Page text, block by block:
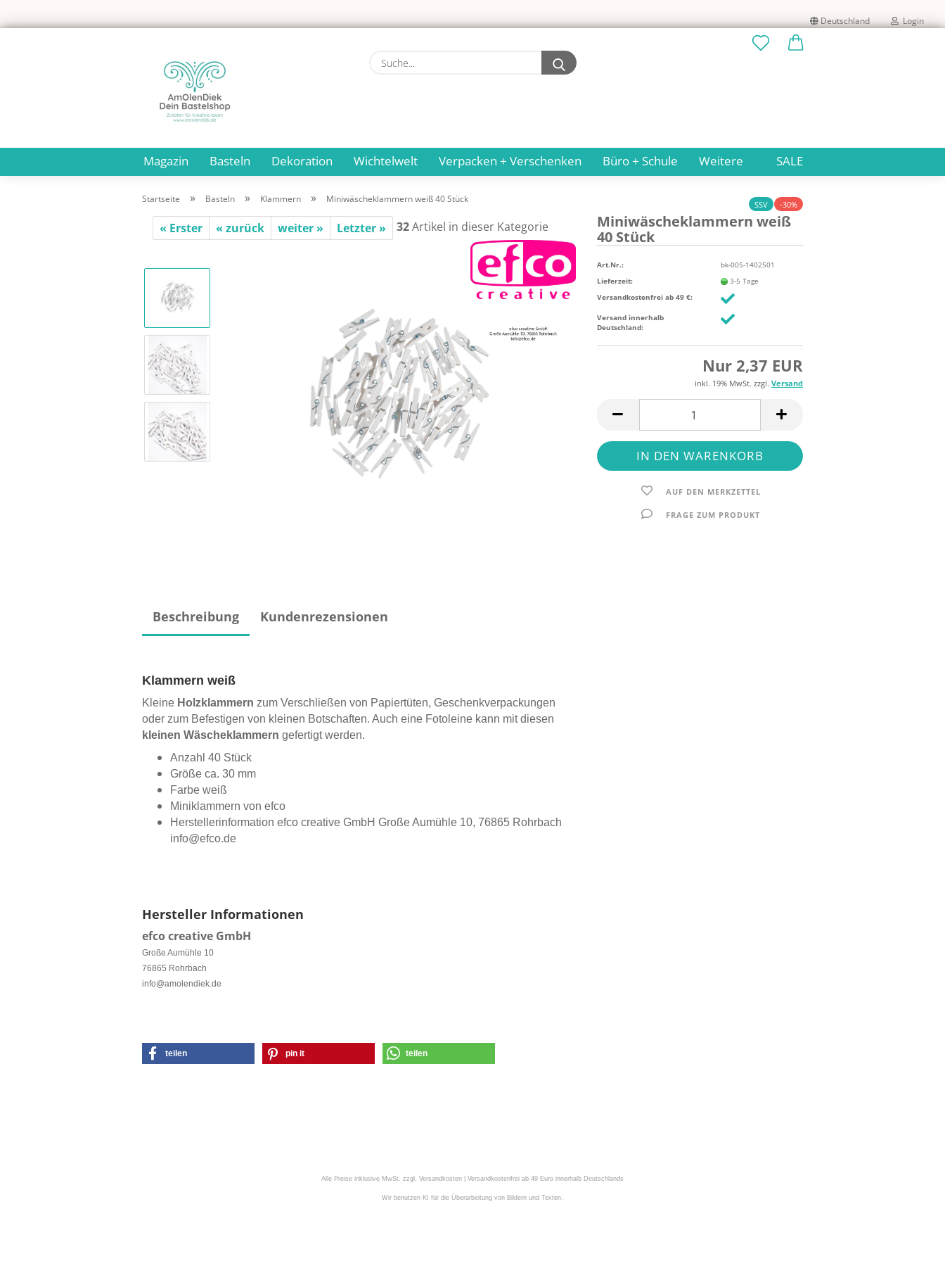
Deutschland Login
Konto erstellen
Passwort vergessen?
Suche...
Magazin Basteln Dekoration Wichtelwelt Verpacken + Verschenken Büro + Schule SALE
Weitere
Startseite » Basteln » Klammern » Miniwäscheklammern weiß 40 Stück
« Erster « zurück weiter » Letzter » 32Artikel in dieser Kategorie
SSV -30%
Mi­ni­wä­sche­klam­mern weiß
40 Stück
Art.Nr.:
bk-005-1402501
Lieferzeit:
3-5 Tage
Versandkostenfrei ab 49 €:
Versand innerhalb
Deutschland:
Nur 2,37 EUR
inkl. 19% MwSt. zzgl. Versand
AUF DEN MERKZETTEL
FRAGE ZUM PRODUKT
Beschreibung Kundenrezensionen
Klammern weiß
Kleine Holzklammern zum Verschließen von Papiertüten, Geschenkverpackungen
oder zum Befestigen von kleinen Botschaften. Auch eine Fotoleine kann mit diesen
kleinen Wäscheklammern gefertigt werden.
Anzahl 40 Stück
Größe ca. 30 mm
Farbe weiß
Miniklammern von efco
Herstellerinformation efco creative GmbH Große Aumühle 10, 76865 Rohrbach
info@efco.de
Hersteller Informationen
efco creative GmbH
Große Aumühle 10
76865 Rohrbach
info@amolendiek.de
teilen pin it teilen
Alle Preise inklusive MwSt. zzgl. Versandkosten | Versandkostenfrei ab 49 Euro innerhalb Deutschlands
Wir benutzen KI für die Überarbeitung von Bildern und Texten.